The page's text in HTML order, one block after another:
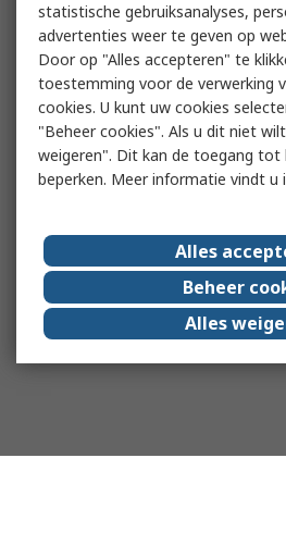
statistische gebruiksanalyses,
advertenties weer te geven op
Door op "Alles accepteren" te
toestemming voor de verwerking
cookies. U kunt uw cookies
"Beheer cookies". Als u dit niet
weigeren". Dit kan de toegang tot
beperken. Meer informatie vindt u
Alles
Beheer
Alles